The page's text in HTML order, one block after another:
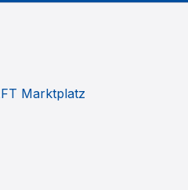
Marktplatz